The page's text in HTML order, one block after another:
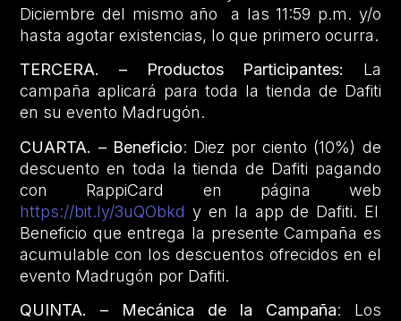
Diciembre del mismo año a las 11:59 p.m. y/o
hasta agotar existencias, lo que primero ocurra.
TERCERA. – Productos Participantes: La
campaña aplicará para toda la tienda de Dafiti
en su evento Madrugón.
CUARTA. – Beneficio: Diez por ciento (10%) de
descuento en toda la tienda de Dafiti pagando
con RappiCard en página web
https://bit.ly/3uQObkd y en la app de Dafiti. El
Beneficio que entrega la presente Campaña es
acumulable con los descuentos ofrecidos en el
evento Madrugón por Dafiti.
QUINTA. – Mecánica de la Campaña: Los